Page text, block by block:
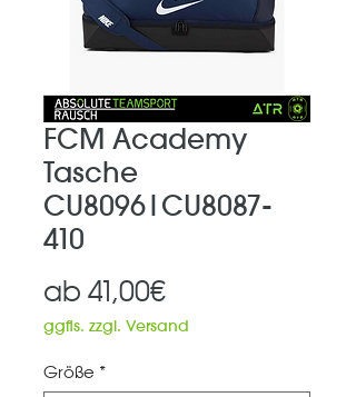
FCM Academy
Tasche
CU8096|CU8087-
410
ab 41,00€Sale-
Preis
ggfls. zzgl. Versand
Größe *